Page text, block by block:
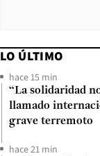
LO ÚLTIMO
hace 15 min
“La solidaridad
llamado
grave terremoto
hace 21 min